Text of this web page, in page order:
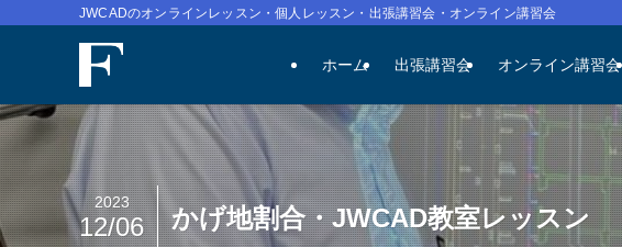
JWCADのオンラインレッスン・個人レッスン・出張講習会・オンライン講習会
ホーム 出張講習会 オンライン講習会
かげ地割合・JWCAD教室レッスン
2023
12/06